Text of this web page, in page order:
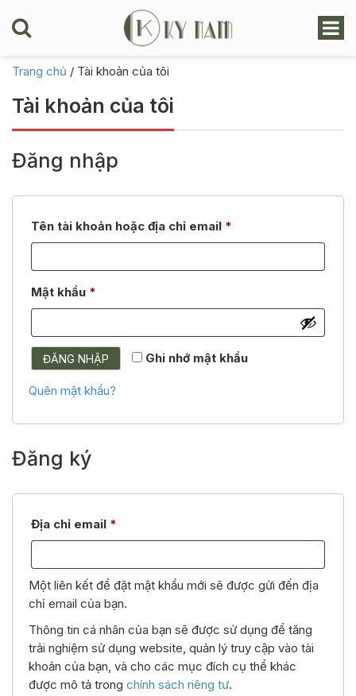
Trang chủ / Tài khoản của tôi
Tài khoản của tôi
Đăng nhập
Tên tài khoản hoặc địa chỉ email *
Mật khẩu *
Ghi nhớ mật khẩu
ĐĂNG NHẬP
Quên mật khẩu?
Đăng ký
Địa chỉ email *
Một liên kết để đặt mật khẩu mới sẽ được gửi đến địa
chỉ email của bạn.
Thông tin cá nhân của bạn sẽ được sử dụng để tăng
trải nghiệm sử dụng website, quản lý truy cập vào tài
khoản của bạn, và cho các mục đích cụ thể khác
được mô tả trong chính sách riêng tư.